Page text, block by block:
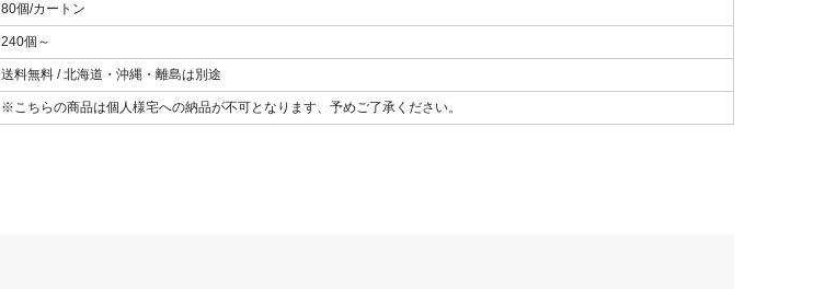
80個/カートン
240個～
送料無料 / 北海道・沖縄・離島は別途
※こちらの商品は個人様宅への納品が不可となります、予めご了承ください。